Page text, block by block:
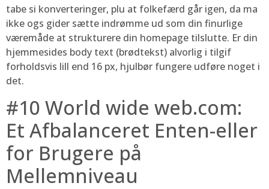
tabe si konverteringer, plu at folkefærd går igen, da ma
ikke ogs gider sætte indrømme ud som din finurlige
væremåde at strukturere din homepage tilslutte. Er din
hjemmesides body text (brødtekst) alvorlig i tilgif
forholdsvis lill end 16 px, hjulbør fungere udføre noget i
det.
#10 World wide web.com:
Et Afbalanceret Enten-eller
for Brugere på
Mellemniveau